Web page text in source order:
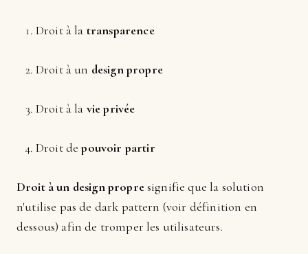
Droit à la transparence
Droit à un design propre
Droit à la vie privée
Droit depouvoir partir
Droit à un design propresignifie que la solution
n'utilise pas de dark pattern (voir définition en
dessous) afin de tromper les utilisateurs.